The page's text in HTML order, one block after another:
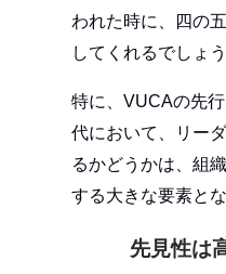
われた時に、四の
してくれるでしょう
特に、VUCAの先
代において、リー
るかどうかは、組
する大きな要素とな
先見性は